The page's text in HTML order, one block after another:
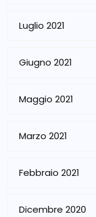
Luglio 2021
Giugno 2021
Maggio 2021
Marzo 2021
Febbraio 2021
Dicembre 2020